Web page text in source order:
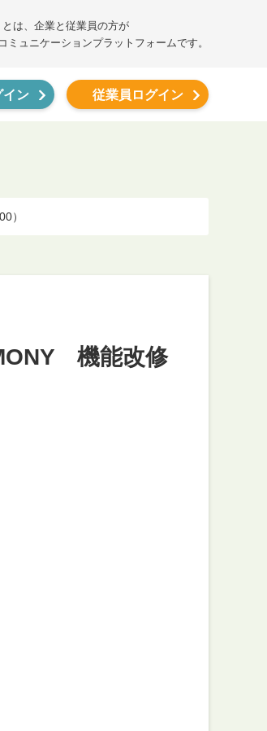
とは、企業と従業員の方が
ミュニケーションプラットフォームです。
イン 従業員ログイン
）
機能改修